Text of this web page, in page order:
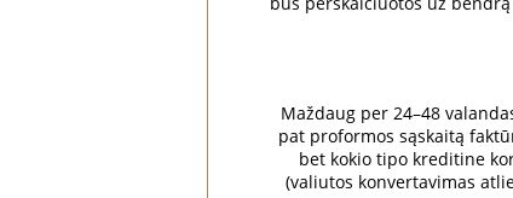
Maždaug per 24–48
pat proformos sąskaitą
bet kokio tipo kreditine
(valiutos konvertavimas